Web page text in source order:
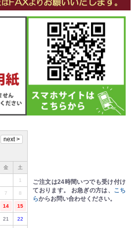
金 土
1
7 8
14 15
21 22
ご注文は24時間いつでも受け付け
ております。 お急ぎの方は、 こち
らからお問い合わせください。